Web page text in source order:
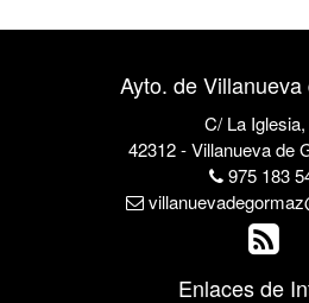
Ayto. de
C/ La
42312 - Villanueva de
975 183
Enlaces de